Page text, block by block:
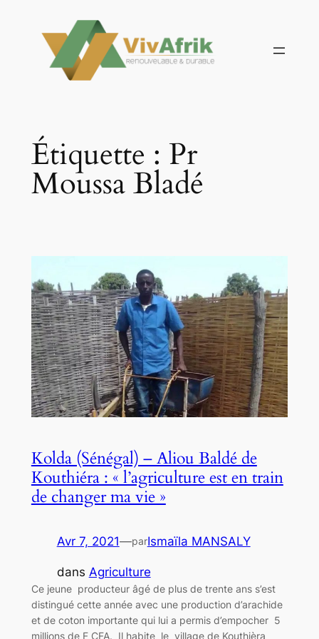
contenu
Étiquette : Pr
Moussa Bladé
Kolda (Sénégal) – Aliou Baldé de
Kouthiéra : « l’agriculture est en train
de changer ma vie »
Avr 7, 2021—parIsmaïla MANSALY
dans Agriculture
Ce jeune producteur âgé de plus de trente ans s’est
distingué cette année avec une production d’arachide
et de coton importante qui lui a permis d’empocher 5
millions de F CFA. Il habite le village de Kouthièra